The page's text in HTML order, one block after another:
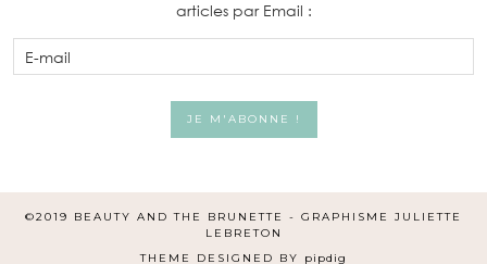
articles par Email :
©2019 BEAUTY AND THE BRUNETTE - GRAPHISME JULIETTE
LEBRETON
THEME DESIGNED BY pipdig